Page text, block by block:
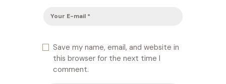
Save my name, email, and website in
this browser for the next time I
comment.